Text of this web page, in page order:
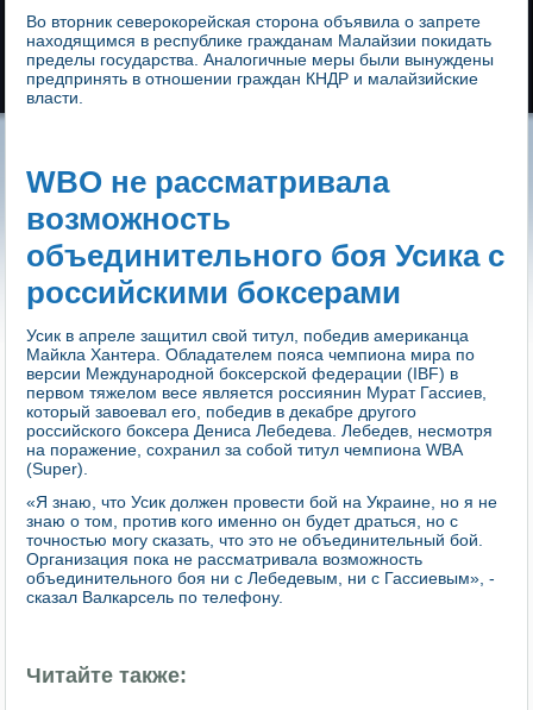
Во вторник северокорейская сторона объявила о запрете
находящимся в республике гражданам Малайзии покидать
пределы государства. Аналогичные меры были вынуждены
предпринять в отношении граждан КНДР и малайзийские
власти.
WBO не рассматривала
возможность
объединительного боя Усика с
российскими боксерами
Усик в апреле защитил свой титул, победив американца
Майкла Хантера. Обладателем пояса чемпиона мира по
версии Международной боксерской федерации (IBF) в
первом тяжелом весе является россиянин Мурат Гассиев,
который завоевал его, победив в декабре другого
российского боксера Дениса Лебедева. Лебедев, несмотря
на поражение, сохранил за собой титул чемпиона WBA
(Super).
«Я знаю, что Усик должен провести бой на Украине, но я не
знаю о том, против кого именно он будет драться, но с
точностью могу сказать, что это не объединительный бой.
Организация пока не рассматривала возможность
объединительного боя ни с Лебедевым, ни с Гассиевым», -
сказал Валкарсель по телефону.
Читайте также: